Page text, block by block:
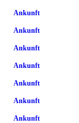
Ankunft
Ankunft
Ankunft
Ankunft
Ankunft
Ankunft
Ankunft